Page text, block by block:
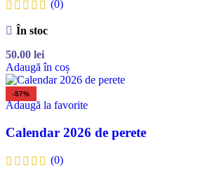
(0)
În stoc
50.00 lei
Adaugă în coș
-57%
Adaugă la favorite
Calendar 2026 de perete
(0)